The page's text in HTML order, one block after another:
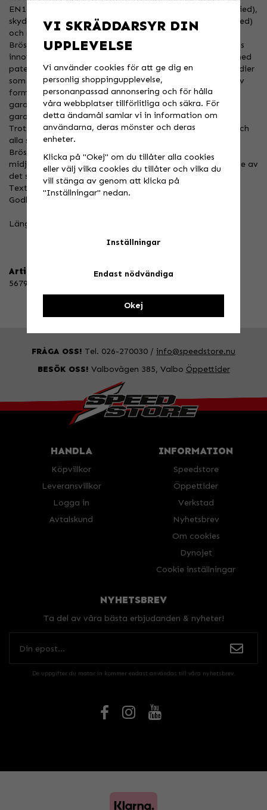
EN1621-2 Level 2), bröstskydd (CE EN1621-3 Lev.2 certified),
skydd för armbågar och axlar (CE EN1621-1 Lev.1 certified)
och revben.
Bröstskyddet är utrustat med Net3 Technology, Zandonas
innovativa struktur tillverkad av nitril anti-chockgummi med
patenterad 3D-net technology, ett resultat av exakta studier
som gjorde det möjligt att få en vinnande kombination av
form + materialkomposition med hög prestanda som
garanterar en betydande energipptagningseffekt, vilket
garanterar maximalt skydd.
Trots den höga skyddsklassningen är jackan väldigt lätt och
alla skydden är mjuka och formade efter kroppen.
Bröstskyddet är helt med dragkedja vid sidan, justerbart
midjeband och alla kontaktytor mot kroppen är tillverkade av
det svettavstötande materialet SRT (Sweat Removing
Textile).
Godkänt FMI 2020 Supermoto and Motocross regulation.
Längd 121-135cm, midja 57-73cm
Artikelnummer:
5679
FRÅGA OSS! Tel. 026-270030 / info@speedstore.nu
BESÖK OSS! Valbovägen 385, Valbo Öppettider
HANDLA
Köpvillkor
Leveransvillkor
Logga in
Avtalskund
INFORMATION
Speedstore
Öppettider
Verkstad
Nyhetsbrev
Om cookies
Dynojet
Cookie inställningar
NYHETSBREV
Ta del av våra bästa erbjudanden & nyheter!
De uppgifter du matar in kommer endast användas till våra nyhetsbrev.
VI SKRÄDDARSYR DIN
UPPLEVELSE
Vi använder cookies för att ge dig en
personlig shoppingupplevelse,
personanpassad annonsering och för hålla
våra webbplatser tillförlitliga och säkra. För
detta ändamål samlar vi in information om
användarna, deras mönster och deras
enheter.
Klicka på "Okej" om du tillåter alla cookies
eller välj vilka cookies du tillåter och vilka du
vill stänga av genom att klicka på
"Inställningar" nedan.
Inställningar
Endast nödvändiga
Okej